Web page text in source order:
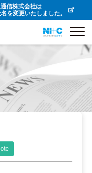
信株式会社は
を変更いたしました。